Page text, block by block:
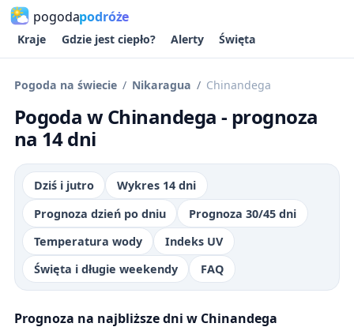
pogodapodróże
Kraje Gdzie jest ciepło? Alerty Święta
Pogoda na świecie Nikaragua Chinandega
Pogoda w Chinandega - prognoza
na 14 dni
Dziś i jutro
Wykres 14 dni
Prognoza dzień po dniu
Prognoza 30/45 dni
Temperatura wody
Indeks UV
Święta i długie weekendy
FAQ
Prognoza na najbliższe dni w Chinandega